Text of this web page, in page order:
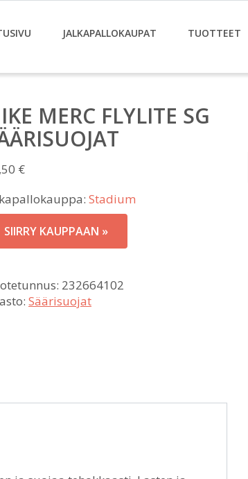
JALKAPALLOKAUPAT TUOTTEET
MERC FLYLITE SG
€
Stadium
SIIRRY KAUPPAAN »
232664102
Säärisuojat